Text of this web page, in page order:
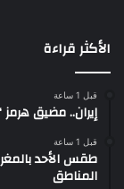
الأكثر قراءة
قبل 1 ساعة
إيران.. مضيق
قبل 1 ساعة
طقس الأحد
المناطق